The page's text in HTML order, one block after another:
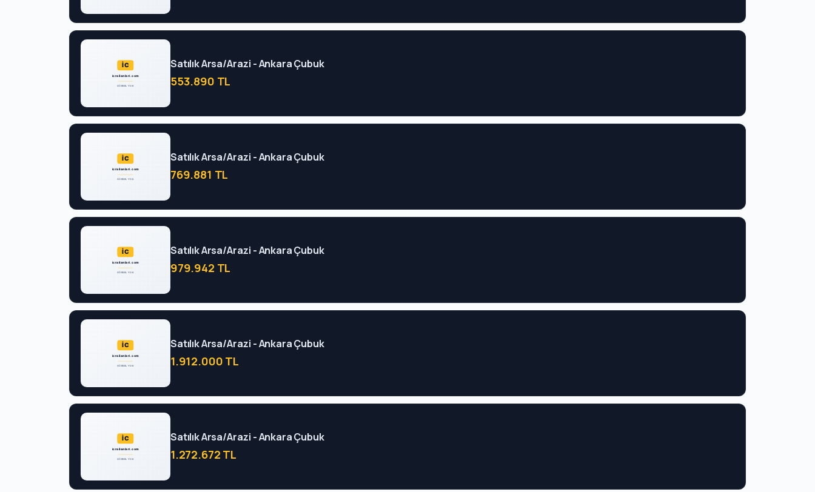
Satılık Arsa/Arazi - Ankara Çubuk
553.890 TL
Satılık Arsa/Arazi - Ankara Çubuk
769.881 TL
Satılık Arsa/Arazi - Ankara Çubuk
979.942 TL
Satılık Arsa/Arazi - Ankara Çubuk
1.912.000 TL
Satılık Arsa/Arazi - Ankara Çubuk
1.272.672 TL